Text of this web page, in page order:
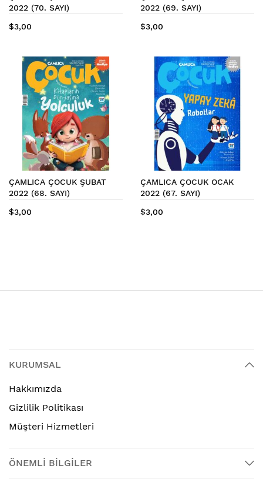
2022 (70. SAYI)
$3,00
2022 (69. SAYI)
$3,00
ÇAMLICA ÇOCUK ŞUBAT
2022 (68. SAYI)
$3,00
ÇAMLICA ÇOCUK OCAK
2022 (67. SAYI)
$3,00
KURUMSAL
Hakkımızda
Gizlilik Politikası
Müşteri Hizmetleri
ÖNEMLİ BİLGİLER